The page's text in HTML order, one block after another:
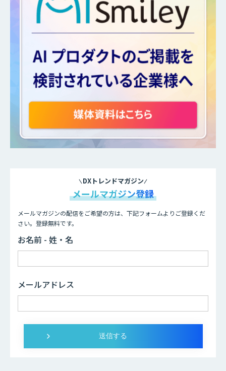
DXトレンドマガジン
メールマガジン登録
メールマガジンの配信をご希望の方は、下記フォームよりご登録くだ
さい。登録無料です。
お名前 - 姓・名
メールアドレス